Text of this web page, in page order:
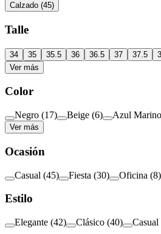
Calzado (45)
Talle
34 35 35.5 36 36.5 37 37.5
Ver más
Color
Negro (17) Beige (6) Azul Marino
Ver más
Ocasión
Casual (45) Fiesta (30) Oficina (8)
Estilo
Elegante (42) Clásico (40) Casual